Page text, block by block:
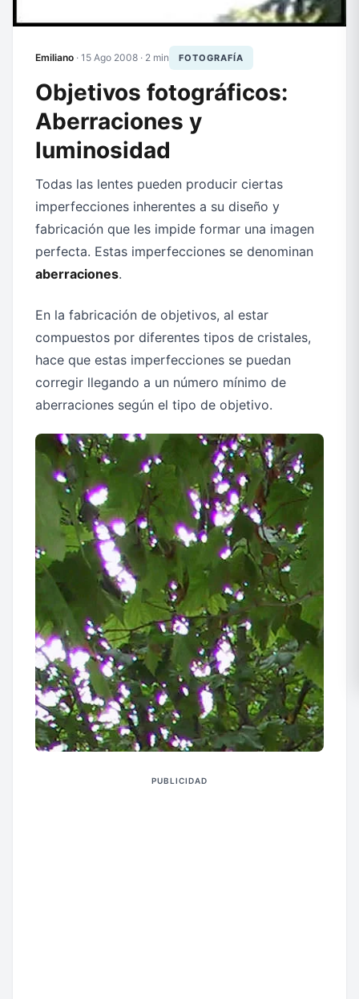
Emiliano · 15 Ago 2008 · 2 min FOTOGRAFÍA
Objetivos fotográficos:
Aberraciones y
luminosidad
Todas las lentes pueden producir ciertas
imperfecciones inherentes a su diseño y
fabricación que les impide formar una imagen
perfecta. Estas imperfecciones se denominan
aberraciones.
En la fabricación de objetivos, al estar
compuestos por diferentes tipos de cristales,
hace que estas imperfecciones se puedan
corregir llegando a un número mínimo de
aberraciones según el tipo de objetivo.
PUBLICIDAD